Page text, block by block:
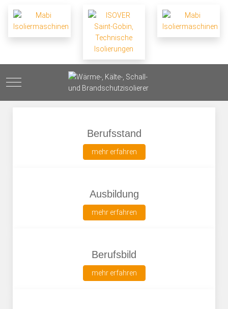
Mobile Menu Toggle
Berufsstand
mehr erfahren
Ausbildung
mehr erfahren
Berufsbild
mehr erfahren